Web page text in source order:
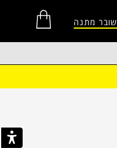
שובר מתנה